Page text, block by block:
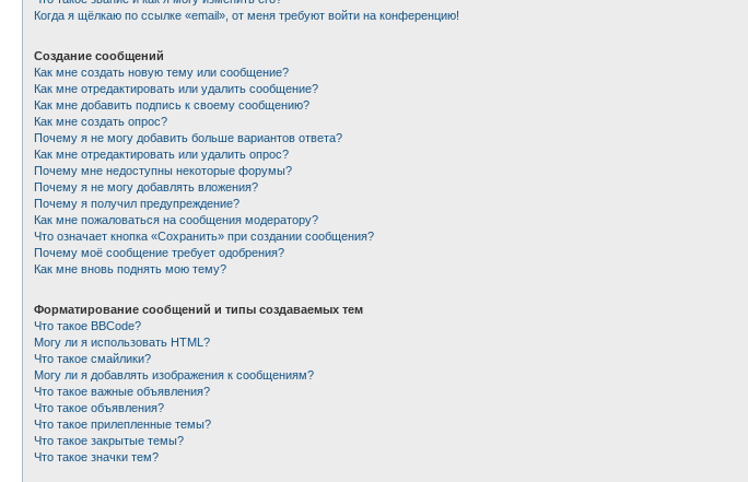
Когда я щёлкаю по ссылке «email», от меня требуют войти на конференцию!
Создание сообщений
Как мне создать новую тему или сообщение?
Как мне отредактировать или удалить сообщение?
Как мне добавить подпись к своему сообщению?
Как мне создать опрос?
Почему я не могу добавить больше вариантов ответа?
Как мне отредактировать или удалить опрос?
Почему мне недоступны некоторые форумы?
Почему я не могу добавлять вложения?
Почему я получил предупреждение?
Как мне пожаловаться на сообщения модератору?
Что означает кнопка «Сохранить» при создании сообщения?
Почему моё сообщение требует одобрения?
Как мне вновь поднять мою тему?
Форматирование сообщений и типы создаваемых тем
Что такое BBCode?
Могу ли я использовать HTML?
Что такое смайлики?
Могу ли я добавлять изображения к сообщениям?
Что такое важные объявления?
Что такое объявления?
Что такое прилепленные темы?
Что такое закрытые темы?
Что такое значки тем?